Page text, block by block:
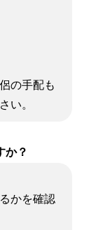
の手配も
い。
か？
かを確認